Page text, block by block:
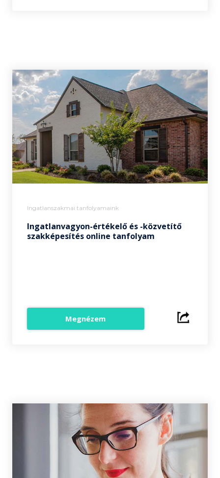
Ingatlanszakmai tanfolyamaink
Ingatlanvagyon-értékelő és -közvetítő
szakképesítés online tanfolyam
Megnézem